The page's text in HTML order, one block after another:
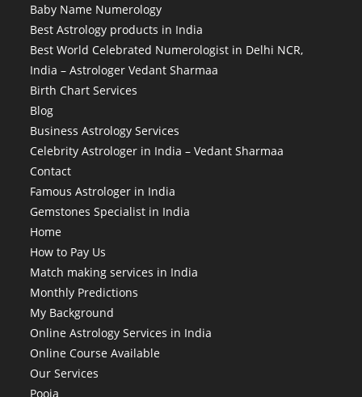
Baby Name Numerology
Best Astrology products in India
Best World Celebrated Numerologist in Delhi NCR,
India – Astrologer Vedant Sharmaa
Birth Chart Services
Blog
Business Astrology Services
Celebrity Astrologer in India – Vedant Sharmaa
Contact
Famous Astrologer in India
Gemstones Specialist in India
Home
How to Pay Us
Match making services in India
Monthly Predictions
My Background
Online Astrology Services in India
Online Course Available
Our Services
Pooja